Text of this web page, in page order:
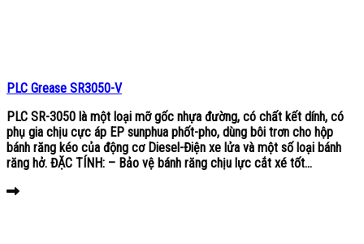
PLC Grease SR3050-V
PLC SR-3050 là một loại mỡ gốc nhựa đường, có chất kết dính, có
phụ gia chịu cực áp EP sunphua phốt-pho, dùng bôi trơn cho hộp
bánh răng kéo của động cơ Diesel-Điện xe lửa và một số loại bánh
răng hở. ĐẶC TÍNH: – Bảo vệ bánh răng chịu lực cắt xé tốt...